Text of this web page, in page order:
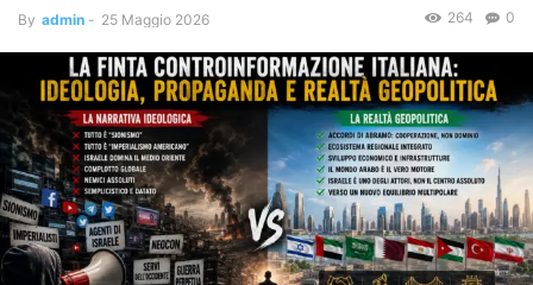
By admin - 25 Maggio 2026 0
264